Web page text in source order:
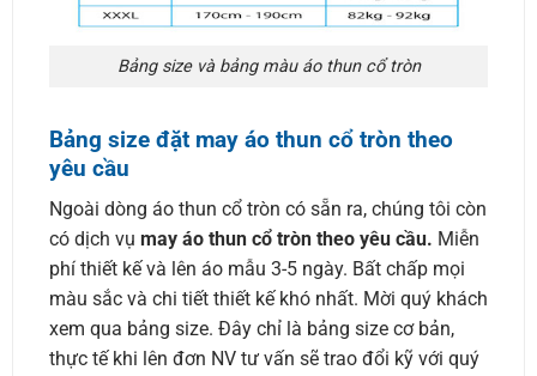
Bảng size và bảng màu áo thun cổ tròn
Bảng size đặt may áo thun cổ tròn theo
yêu cầu
Ngoài dòng áo thun cổ tròn có sẵn ra, chúng tôi còn
có dịch vụ may áo thun cổ tròn theo yêu cầu. Miễn
phí thiết kế và lên áo mẫu 3-5 ngày. Bất chấp mọi
màu sắc và chi tiết thiết kế khó nhất. Mời quý khách
xem qua bảng size. Đây chỉ là bảng size cơ bản,
thực tế khi lên đơn NV tư vấn sẽ trao đổi kỹ với quý